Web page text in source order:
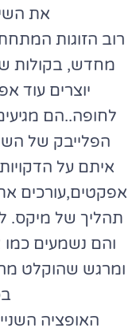
את
רוב הזוגות
מחדש, בקולות
יוצרים עוד
לחופה..הם
הפלייבק של
איתם על
אפקטים,עורכים
תהליך של מיקס.
ומרגש שהוקלט
האופציה